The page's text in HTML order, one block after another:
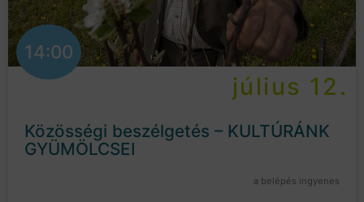
14:00
július 12.
Közösségi beszélgetés – KULTÚRÁNK
GYÜMÖLCSEI
a belépés ingyenes